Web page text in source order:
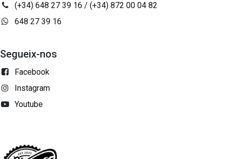
(+34) 648 27 39 16 / (+34) 872 00 04 82
648 27 39 16
Segueix-nos
Facebook
Instagram
Youtube